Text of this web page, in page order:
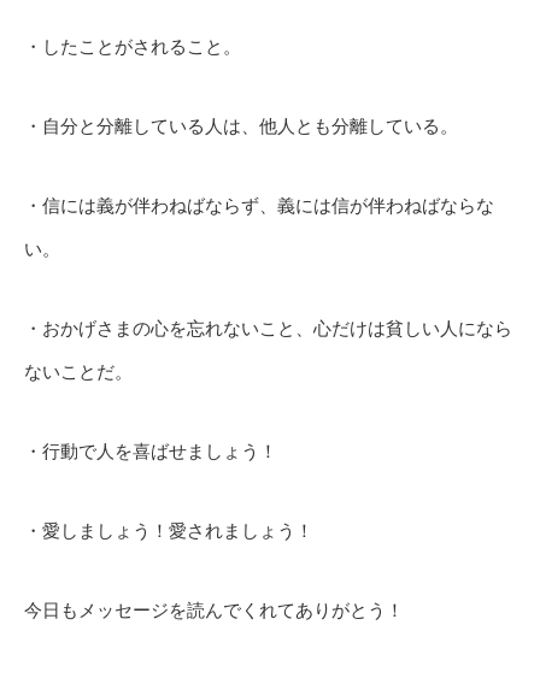
・したことがされること。
・自分と分離している人は、他人とも分離している。
・信には義が伴わねばならず、義には信が伴わねばならな
い。
・おかげさまの心を忘れないこと、心だけは貧しい人になら
ないことだ。
・行動で人を喜ばせましょう！
・愛しましょう！愛されましょう！
今日もメッセージを読んでくれてありがとう！